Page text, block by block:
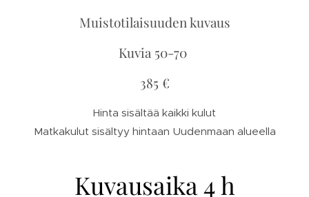
Muistotilaisuuden kuvaus
Kuvia 50-70
385 €
Hinta sisältää kaikki kulut
Matkakulut sisältyy hintaan Uudenmaan alueella
Kuvausaika 4 h